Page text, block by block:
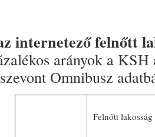
internetező felnőtt
arányok a
Omnibusz
Felnőtt lakosság